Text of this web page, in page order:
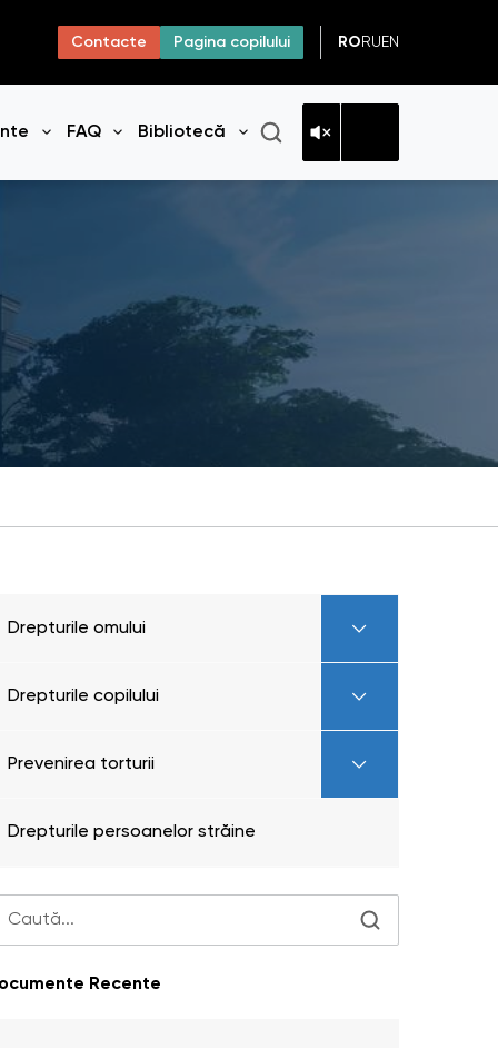
Contacte Pagina copilului RO RU EN
FAQ
Deschide meniul
Bibliotecă
Deschide meniul
Drepturile omului
Drepturile copilului
Prevenirea torturii
Drepturile persoanelor străine
Recente